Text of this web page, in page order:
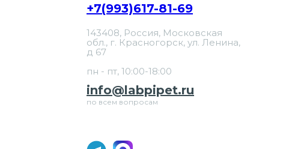
info@labpipet.ru
+7(993)617-81-69
по всем вопросам
143408, Россия, Московская
обл., г. Красногорск, ул. Ленина,
д 67
пн - пт, 10:00-18:00